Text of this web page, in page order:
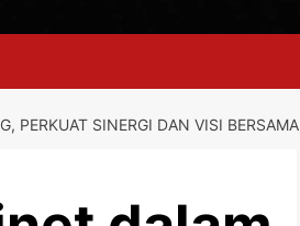
PERKUAT SINERGI DAN VISI BERSAMA